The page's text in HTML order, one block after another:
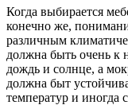
Когда выбирается
конечно же,
различным
должна быть очень к
дождь и солнце, а
должна быт
температур и иногда